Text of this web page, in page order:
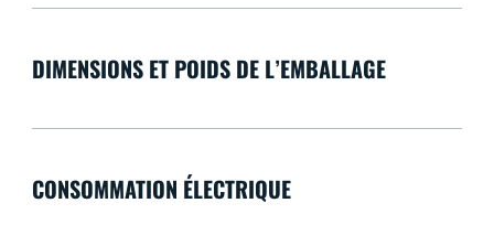
DIMENSIONS ET POIDS DE L’EMBALLAGE
CONSOMMATION ÉLECTRIQUE